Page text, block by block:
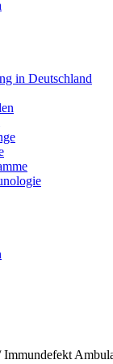
in Deutschland
Immundefekt